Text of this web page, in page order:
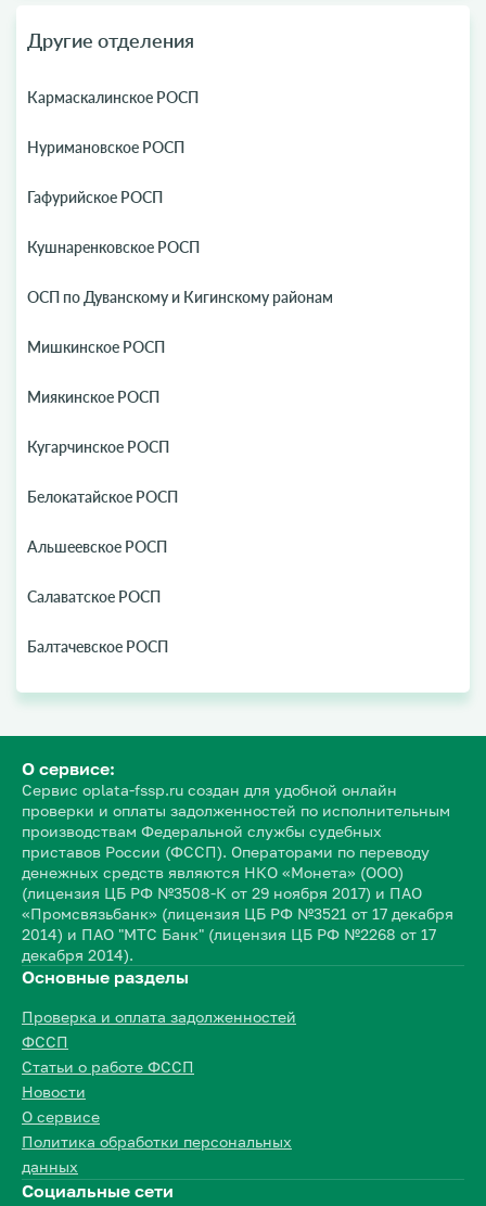
Другие отделения
Кармаскалинское РОСП
Нуримановское РОСП
Гафурийское РОСП
Кушнаренковское РОСП
ОСП по Дуванскому и Кигинскому районам
Мишкинское РОСП
Миякинское РОСП
Кугарчинское РОСП
Белокатайское РОСП
Альшеевское РОСП
Салаватское РОСП
Балтачевское РОСП
О сервисе:
Сервис oplata-fssp.ru создан для удобной онлайн
проверки и оплаты задолженностей по исполнительным
производствам Федеральной службы судебных
приставов России (ФССП). Операторами по переводу
денежных средств являются НКО «Монета» (ООО)
(лицензия ЦБ РФ №3508-К от 29 ноября 2017) и ПАО
«Промсвязьбанк» (лицензия ЦБ РФ №3521 от 17 декабря
2014) и ПАО "МТС Банк" (лицензия ЦБ РФ №2268 от 17
декабря 2014).
Основные разделы
Проверка и оплата задолженностей
ФССП
Статьи о работе ФССП
Новости
О сервисе
Политика обработки персональных
данных
Социальные сети